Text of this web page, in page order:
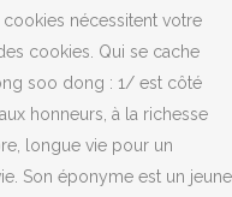
nécessitent votre
cookies. Qui se cache
soo dong : 1/ est côté
honneurs, à la richesse
longue vie pour un
Son éponyme est un jeune